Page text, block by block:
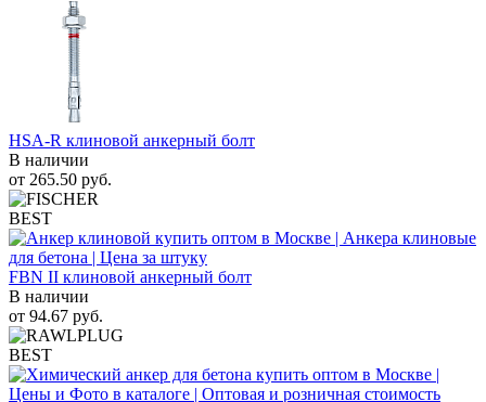
HSA-R клиновой анкерный болт
В наличии
от 265.50 руб.
BEST
FBN II клиновой анкерный болт
В наличии
от 94.67 руб.
BEST